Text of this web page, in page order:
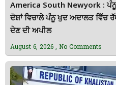
America South Newyork :
ਦੋਸ਼ਾਂ ਵਿਚਾਲੇ ਪੰਨੂ ਖੁਦ ਅਦਾਲਤ ਵਿੱਚ
ਦੇਣ ਦੀ ਅਪੀਲ
August 6, 2026 No Comments